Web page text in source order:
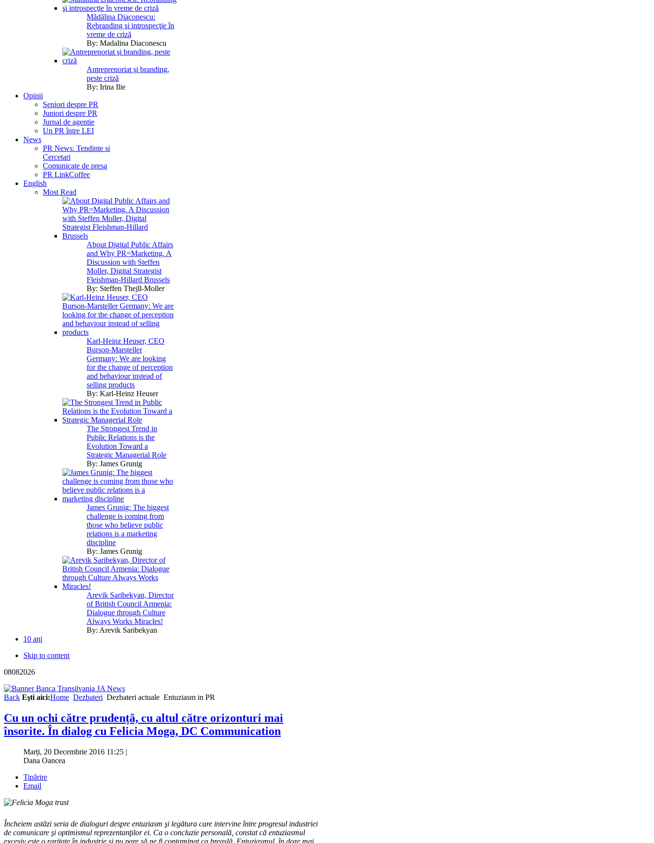
Mădălina Diaconescu:
Rebranding şi introspecţie în
vreme de criză
By: Madalina Diaconescu
Antreprenoriat şi branding,
peste criză
By: Irina Ilie
Opinii
Seniori despre PR
Juniori despre PR
Jurnal de agentie
Un PR între LEI
News
PR News: Tendinte si
Cercetari
Comunicate de presa
PR LinkCoffee
English
Most Read
About Digital Public Affairs
and Why PR=Marketing. A
Discussion with Steffen
Moller, Digital Strategist
Fleishman-Hillard Brussels
By: Steffen Thejll-Moller
Karl-Heinz Heuser, CEO
Burson-Marsteller
Germany: We are looking
for the change of perception
and behaviour instead of
selling products
By: Karl-Heinz Heuser
The Strongest Trend in
Public Relations is the
Evolution Toward a
Strategic Managerial Role
By: James Grunig
James Grunig: The biggest
challenge is coming from
those who believe public
relations is a marketing
discipline
By: James Grunig
Arevik Saribekyan, Director
of British Council Armenia:
Dialogue through Culture
Always Works Miracles!
By: Arevik Saribekyan
10 ani
Skip to content
08082026
Back Eşti aici:Home Dezbateri Dezbateri actuale Entuziasm in PR
Cu un ochi către prudență, cu altul către orizonturi mai
însorite. În dialog cu Felicia Moga, DC Communication
Marți, 20 Decembrie 2016 11:25 |
Dana Oancea
Tipărire
Email
Încheiem astăzi seria de dialoguri despre entuziasm şi legătura care intervine între progresul industriei
de comunicare şi optimismul reprezentanţilor ei. Ca o concluzie personală, constat că entuziasmul
excesiv este o raritate în industrie şi nu pare să ne fi contaminat ca breaslă. Entuziasmul, în doze mai